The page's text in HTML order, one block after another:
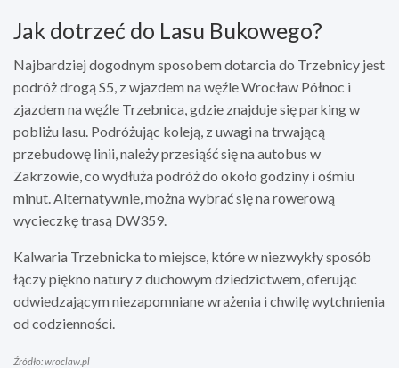
Jak dotrzeć do Lasu Bukowego?
Najbardziej dogodnym sposobem dotarcia do Trzebnicy jest
podróż drogą S5, z wjazdem na węźle Wrocław Północ i
zjazdem na węźle Trzebnica, gdzie znajduje się parking w
pobliżu lasu. Podróżując koleją, z uwagi na trwającą
przebudowę linii, należy przesiąść się na autobus w
Zakrzowie, co wydłuża podróż do około godziny i ośmiu
minut. Alternatywnie, można wybrać się na rowerową
wycieczkę trasą DW359.
Kalwaria Trzebnicka to miejsce, które w niezwykły sposób
łączy piękno natury z duchowym dziedzictwem, oferując
odwiedzającym niezapomniane wrażenia i chwilę wytchnienia
od codzienności.
Źródło: wroclaw.pl